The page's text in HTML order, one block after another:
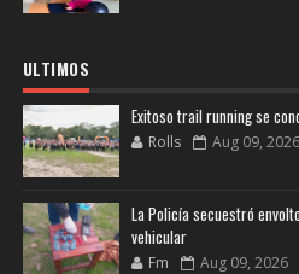
ULTIMOS
Exitoso trail running se
Rolls Aug 09, 2026
La Policía secuestró
vehicular
Fm Aug 09, 2026